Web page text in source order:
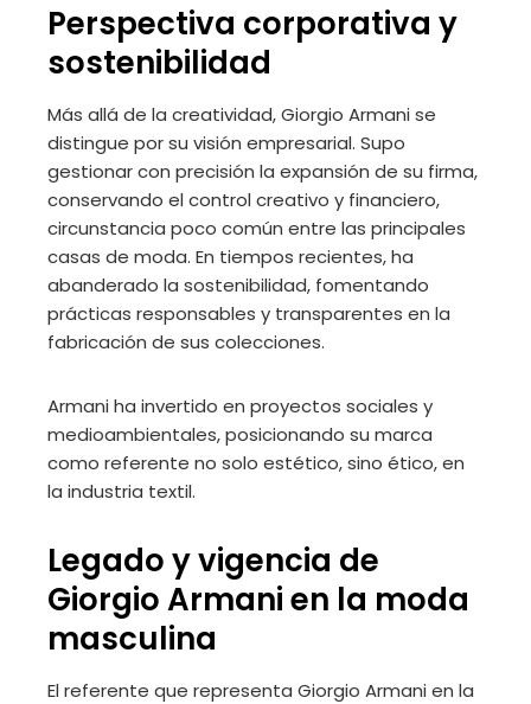
Perspectiva corporativa y
sostenibilidad
Más allá de la creatividad, Giorgio Armani se
distingue por su visión empresarial. Supo
gestionar con precisión la expansión de su firma,
conservando el control creativo y financiero,
circunstancia poco común entre las principales
casas de moda. En tiempos recientes, ha
abanderado la sostenibilidad, fomentando
prácticas responsables y transparentes en la
fabricación de sus colecciones.
Armani ha invertido en proyectos sociales y
medioambientales, posicionando su marca
como referente no solo estético, sino ético, en
la industria textil.
Legado y vigencia de
Giorgio Armani en la moda
masculina
El referente que representa Giorgio Armani en la